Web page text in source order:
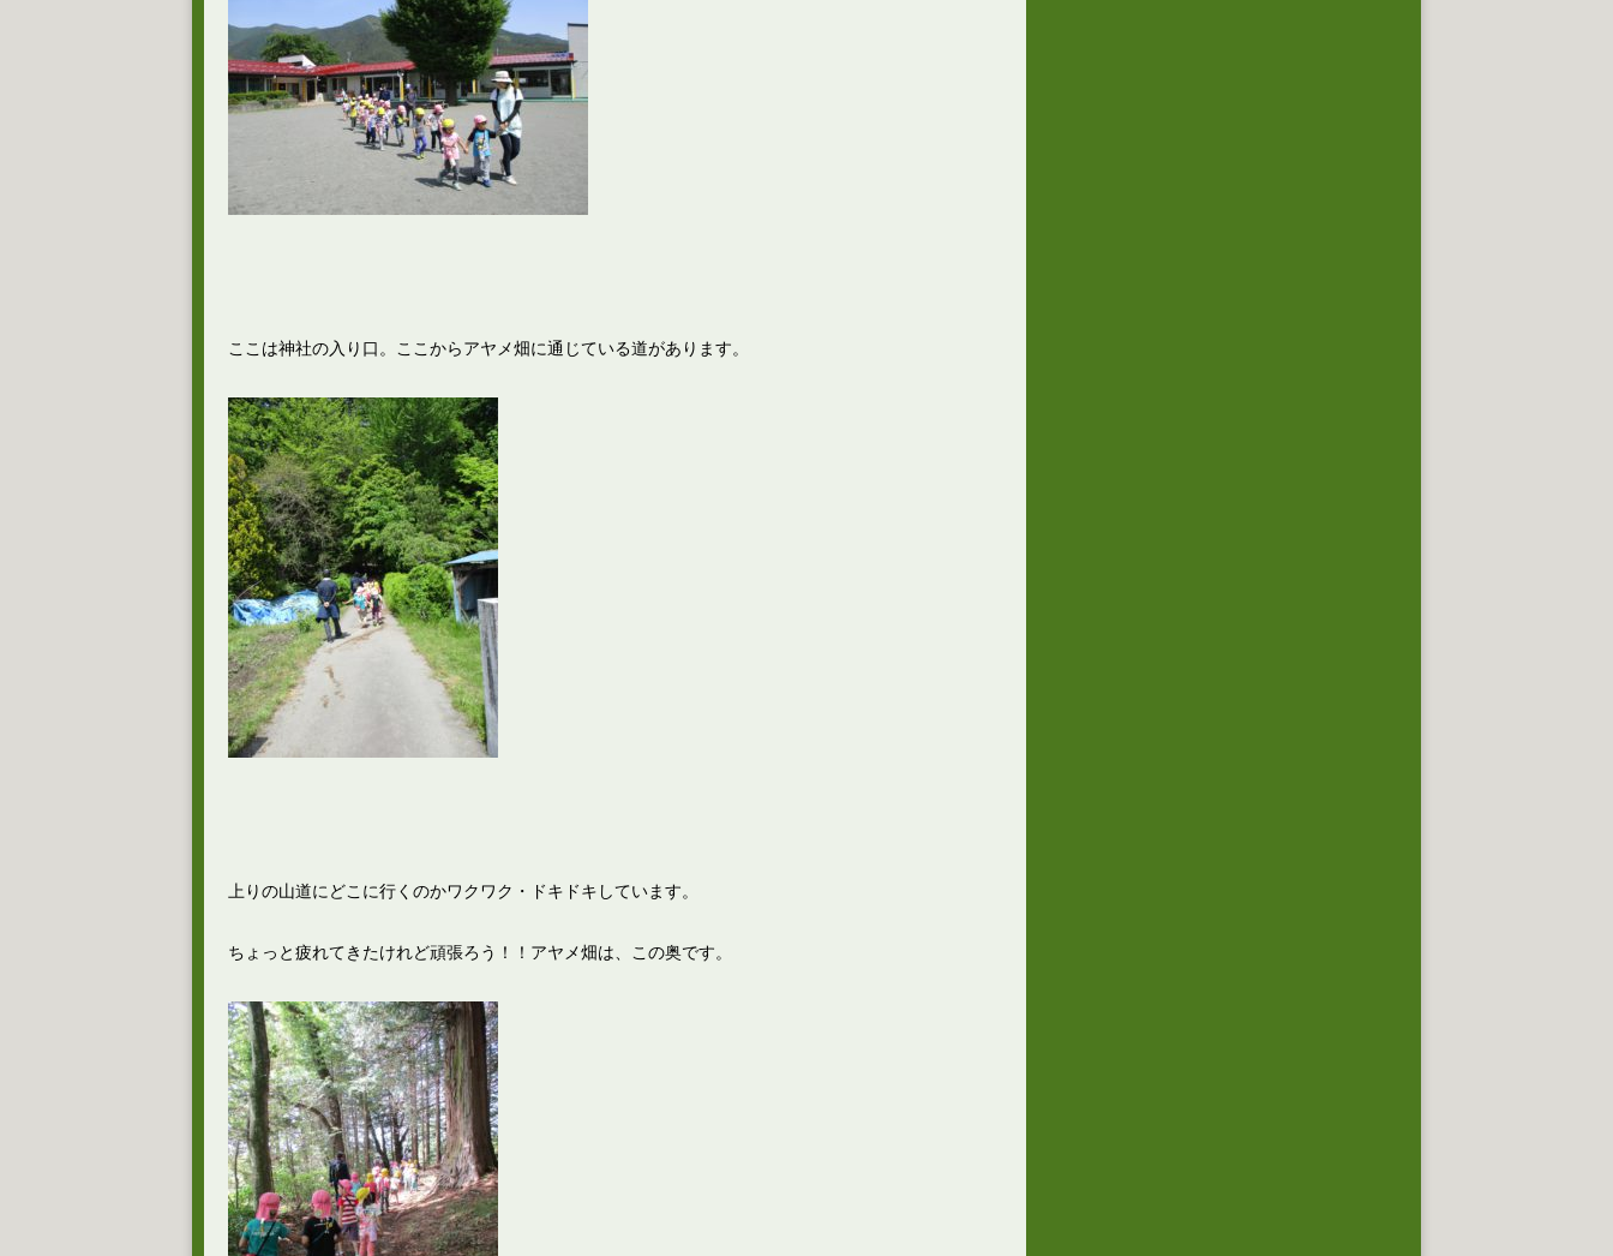
ここは神社の入り口。ここからアヤメ畑に通じている道があります。
上りの山道にどこに行くのかワクワク・ドキドキしています。
ちょっと疲れてきたけれど頑張ろう！！アヤメ畑は、この奥です。